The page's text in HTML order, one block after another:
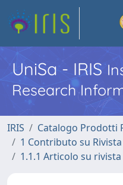
UniSa - IRIS
Research
IRIS
Catalogo Prodotti
1 Contributo su Rivista
1.1.1 Articolo su